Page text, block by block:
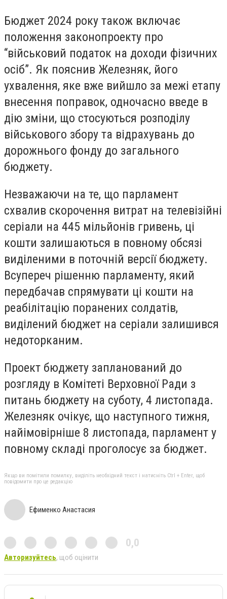
Бюджет 2024 року також включає
положення законопроекту про
“військовий податок на доходи фізичних
осіб”. Як пояснив Железняк, його
ухвалення, яке вже вийшло за межі етапу
внесення поправок, одночасно введе в
дію зміни, що стосуються розподілу
військового збору та відрахувань до
дорожнього фонду до загального
бюджету.
Незважаючи на те, що парламент
схвалив скорочення витрат на телевізійні
серіали на 445 мільйонів гривень, ці
кошти залишаються в повному обсязі
виділеними в поточній версії бюджету.
Всупереч рішенню парламенту, який
передбачав спрямувати ці кошти на
реабілітацію поранених солдатів,
виділений бюджет на серіали залишився
недоторканим.
Проект бюджету запланований до
розгляду в Комітеті Верховної Ради з
питань бюджету на суботу, 4 листопада.
Железняк очікує, що наступного тижня,
найімовірніше 8 листопада, парламент у
повному складі проголосує за бюджет.
Якщо ви помітили помилку, виділіть необхідний текст і натисніть Ctrl + Enter, щоб
повідомити про це редакцію
Ефименко Анастасия
0,0
Авторизуйтесь, щоб оцінити